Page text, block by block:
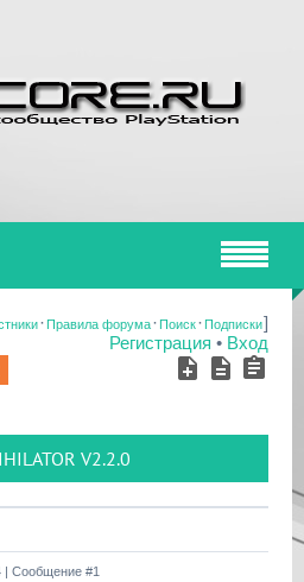
·Правила форума·Поиск·Подписки]
Регистрация • Вход
V2.2.0
| Сообщение #1